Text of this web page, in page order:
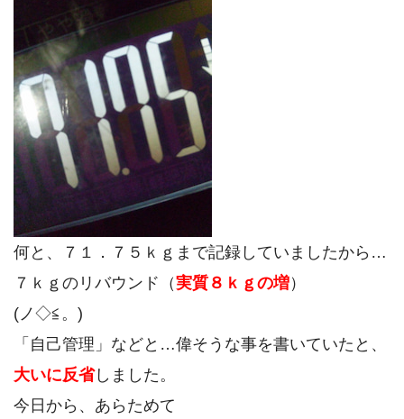
何と、７１．７５ｋｇまで記録していましたから…
７ｋｇのリバウンド（実質８ｋｇの増）
(ノ◇≦。)
「自己管理」などと…偉そうな事を書いていたと、
大いに反省しました。
今日から、あらためて